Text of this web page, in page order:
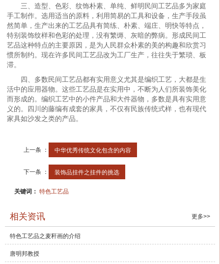
三、造型、色彩、纹饰朴素、单纯、鲜明民间工艺品多为家庭
手工制作。选用适当的原料，利用简易的工具和设备，生产手段虽
然简单，生产出来的工艺品具有简练、朴素、端庄、明快等特点，
特别装饰纹样和色彩的处理，没有繁缛、灰暗的弊病。形成民间工
艺品这种特点的主要原因，是为人民群众朴素的美的构趣和欣赏习
惯所制约。现在许多民间工艺品改为工厂生产，往往失于繁琐、板
滞。
四、多数民间工艺品都有实用意义尤其是编织工艺，大都是生
活中的应用器物。这些工艺品是在实用中，不断为人们所装饰美化
而形成的。编织工艺中的小件产品和大件器物，多数是具有实用意
义的。四川的藤编有成套的家具，不仅有民族传统式样，也有现代
家具如沙发之类的产品。
上一条 ： 中华优秀传统文化包含的内容
下一条 ： 装饰品挂件之挂件的挑选
关键词：特色工艺品
相关资讯 更多>>
特色工艺品之麦秆画的介绍
唐明邦教授